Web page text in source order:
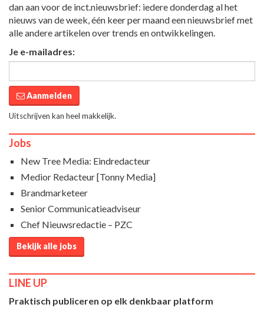
dan aan voor de inct.nieuwsbrief: iedere donderdag al het
nieuws van de week, één keer per maand een nieuwsbrief met
alle andere artikelen over trends en ontwikkelingen.
Je e-mailadres:
Aanmelden
Uitschrijven kan heel makkelijk.
Jobs
New Tree Media: Eindredacteur
Medior Redacteur [Tonny Media]
Brandmarketeer
Senior Communicatieadviseur
Chef Nieuwsredactie – PZC
Bekijk alle jobs
LINE UP
Praktisch publiceren op elk denkbaar platform